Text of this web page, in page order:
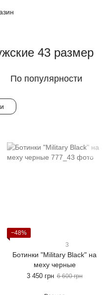
43 размер
По популярности
−48%
3
Ботинки "Military Black" на
меху черные
3 450 грн 6 600 грн